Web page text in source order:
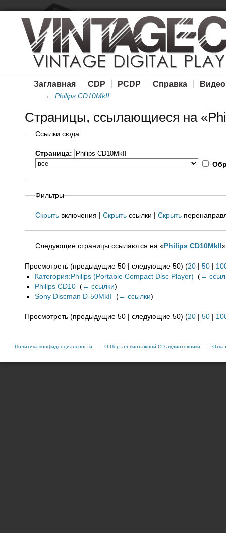
Заглавная CDP PCDP Справка Видео
← Philips CD10MkII
Страницы, ссылающиеся на
Ссылки сюда
Страница:
Фильтры
Скрытьвключения | Скрытьссылки | Скрыть
Следующие страницы ссылаются на «Philips CD10MkII
Просмотреть (предыдущие 50 | следующие 50) (20 | 50 |
Категория:Philips (Portable Compact Disc Player) (←
Philips CD10 (← ссылки)
Sony Discman D-50MkII (← ссылки)
Просмотреть (предыдущие 50 | следующие 50) (20 | 50 |
Политика конфиденциальности О Портал винтажной CD-аудиотехники